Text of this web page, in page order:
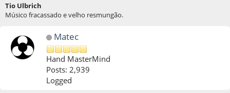
Tio Ulbrich
Músico fracassado e velho resmungão.
Matec
Hand MasterMind
Posts: 2,939
Logged